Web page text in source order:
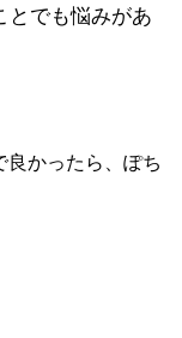
とでも悩みがあ
良かったら、ぽち